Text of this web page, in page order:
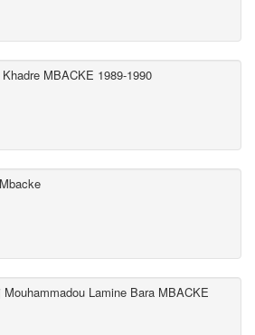
MBACKE 1989-1990
Lamine Bara MBACKE